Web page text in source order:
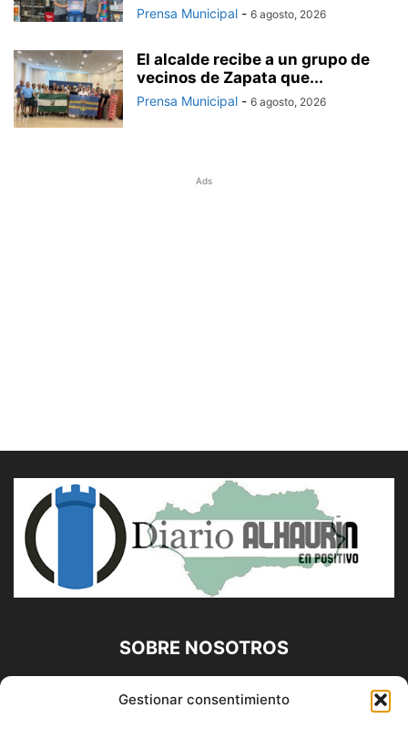
Gestionar consentimiento
Prensa Municipal - 6 agosto, 2026
El alcalde recibe a un grupo de
vecinos de Zapata que...
Prensa Municipal - 6 agosto, 2026
Ads
SOBRE NOSOTROS
Diario Alhaurín (www.alhaurindelatorre.com) Propiedad de
Francisco E. López López | 639 95 71 95 | Noticias de